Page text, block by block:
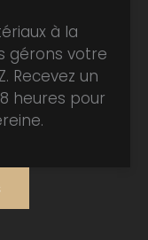
à la
gérons votre
Recevez un
heures pour